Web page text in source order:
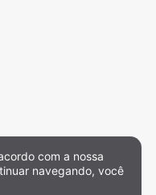
com a nossa
navegando, você